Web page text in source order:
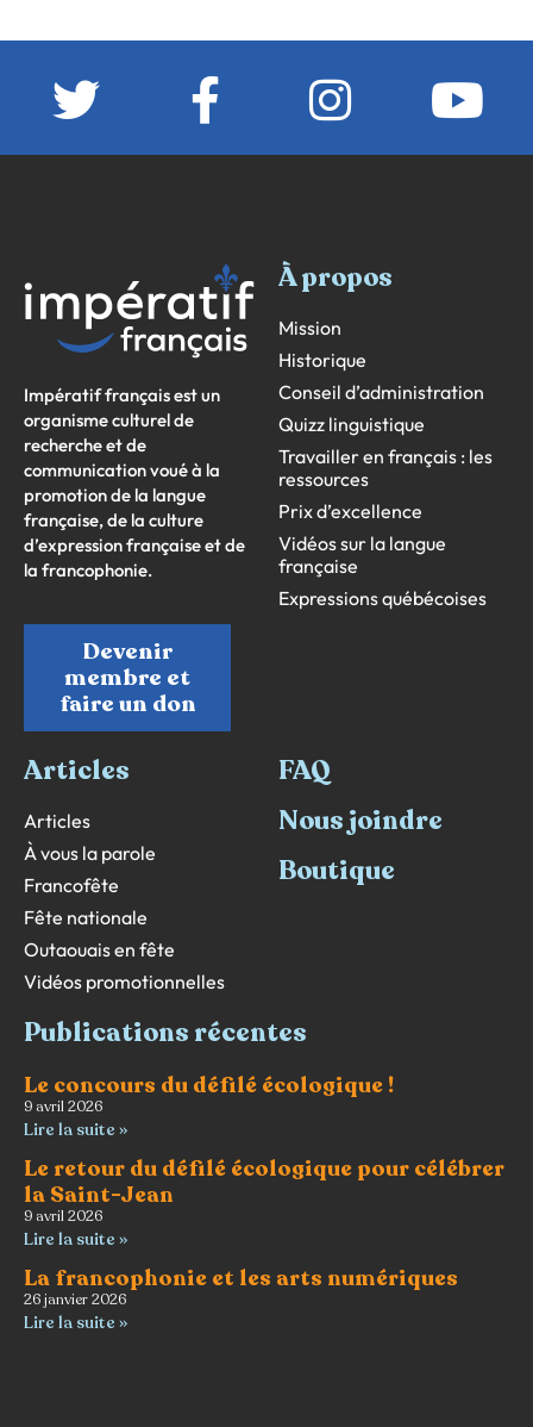
Impératif français est un
organisme culturel de
recherche et de
communication voué à la
promotion de la langue
française, de la culture
d’expression française et de
la francophonie.
Devenir
membre et
faire un don
À propos
Mission
Historique
Conseil d’administration
Quizz linguistique
Travailler en français : les
ressources
Prix d’excellence
Vidéos sur la langue
française
Expressions québécoises
Articles
Articles
À vous la parole
Francofête
Fête nationale
Outaouais en fête
Vidéos promotionnelles
FAQ
Nous joindre
Boutique
Publications récentes
Le concours du défilé écologique !
9 avril 2026
Lire la suite »
Le retour du défilé écologique pour célébrer
la Saint-Jean
9 avril 2026
Lire la suite »
La francophonie et les arts numériques
26 janvier 2026
Lire la suite »